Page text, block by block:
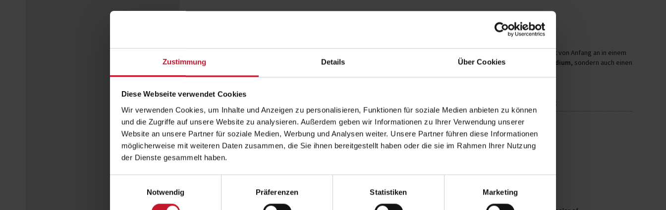
Zustimmung Details Über Cookies
Diese Webseite verwendet Cookies
Wir verwenden Cookies, um Inhalte und Anzeigen zu personalisieren, Funktionen für soziale Medien anbieten zu können
und die Zugriffe auf unsere Website zu analysieren. Außerdem geben wir Informationen zu Ihrer Verwendung unserer
Website an unsere Partner für soziale Medien, Werbung und Analysen weiter. Unsere Partner führen diese Informationen
möglicherweise mit weiteren Daten zusammen, die Sie ihnen bereitgestellt haben oder die sie im Rahmen Ihrer Nutzung
der Dienste gesammelt haben.
Notwendig
Präferenzen Statistiken Marketing
. Du arbeitest von Anfang an in einem
Unternehmen und wendest das Gelernte direkt in der Praxis an. Damit hast du nicht nur einabgeschlossenes Studium, sondern auch einen
Mit diesen Bachelor-Studiengänge kannst du direkt nach dem (Fach-)Abi starten:
B. A. Fitnessökonomie
B. A. Gesundheitsmanagement
B. A. Sportökonomie
B. A. Sport- und Bewegungstherapie